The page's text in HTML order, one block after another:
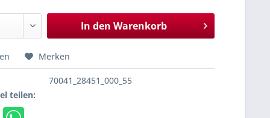
In den Warenkorb
Merken
70041_28451_000_55
teilen: